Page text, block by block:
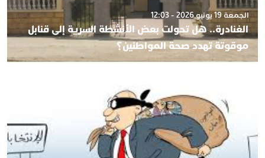
الجمعة 19 يونيو 2026 - 12:03
الغنادرة.. هل تحولت بعض الأنشطة السرية إلى قنابل
موقوتة تهدد صحة المواطنين؟